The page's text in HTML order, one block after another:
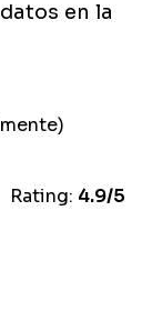
en la
Rating: 4.9/5